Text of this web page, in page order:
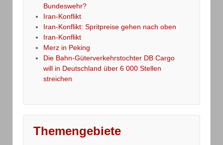
Bundeswehr?
Iran-Konflikt
Iran-Konflikt: Spritpreise gehen nach oben
Iran-Konflikt
Merz in Peking
Die Bahn-Güterverkehrstochter DB Cargo
will in Deutschland über 6 000 Stellen
streichen
Themengebiete